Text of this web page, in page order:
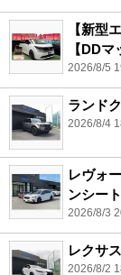
【新型
【DD
2026/8/5
ランド
2026/8/4
レヴォ
ンシー
2026/8/3
レクサ
2026/8/2